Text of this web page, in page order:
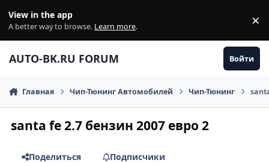
View in the app
A better way to browse. Learn more. ×
AUTO-BK.RU FORUM Войти
Главная Чип-Тюнинг Автомобилей Чип-Тюнинг
santa fe 2.7 бензин 2007 евро 2
Поделиться
Подписчики